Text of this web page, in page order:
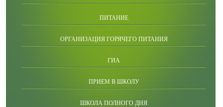
ПИТАНИЕ
ОРГАНИЗАЦИЯ ГОРЯЧЕГО ПИТАНИЯ
ГИА
ПРИЕМ В ШКОЛУ
ШКОЛА ПОЛНОГО ДНЯ